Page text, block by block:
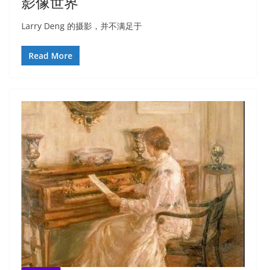
Larry Deng 的摄影，并不满足于
Read More